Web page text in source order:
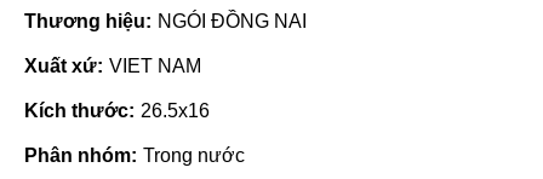
Thương hiệu: NGÓI ĐỒNG NAI
Xuất xứ: VIET NAM
Kích thước: 26.5x16
Phân nhóm: Trong nước